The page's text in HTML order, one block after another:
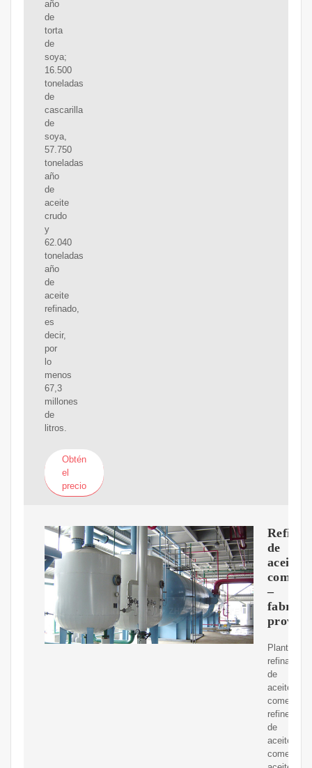
año
de
torta
de
soya;
16.500
toneladas
de
cascarilla
de
soya,
57.750
toneladas
año
de
aceite
crudo
y
62.040
toneladas
año
de
aceite
refinado,
es
decir,
por
lo
menos
67,3
millones
de
litros.
Obtén
el
precio
de
aceite
–
Planta
refinadora
de
aceite
refinería
de
aceite